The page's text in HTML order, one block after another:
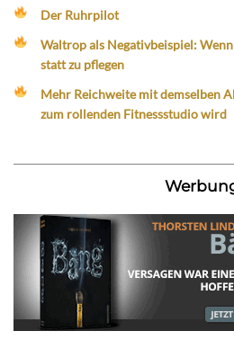
Der Ruhrpilot
Waltrop als Negativbeispiel:
statt zu pflegen
Mehr Reichweite mit demselben
zum rollenden Fitnessstudio wird